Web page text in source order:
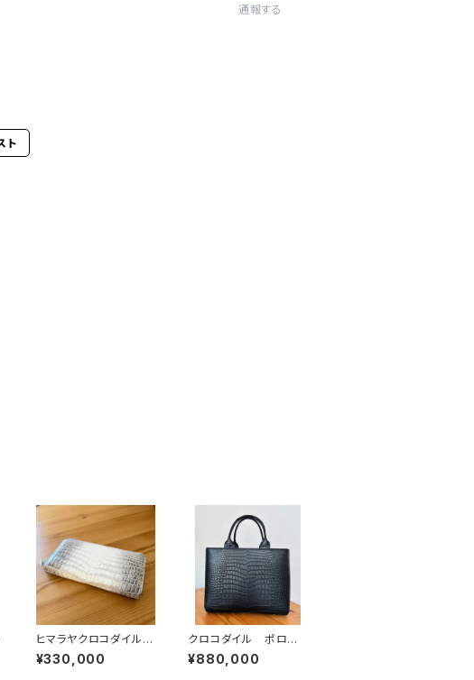
通報する
ト
ヒマラヤクロコダイル
無双 ラウンドファスナ
ーウォレット
¥330,000
クロコダイル ポロサ
ス トートバッグ 黒
¥880,000